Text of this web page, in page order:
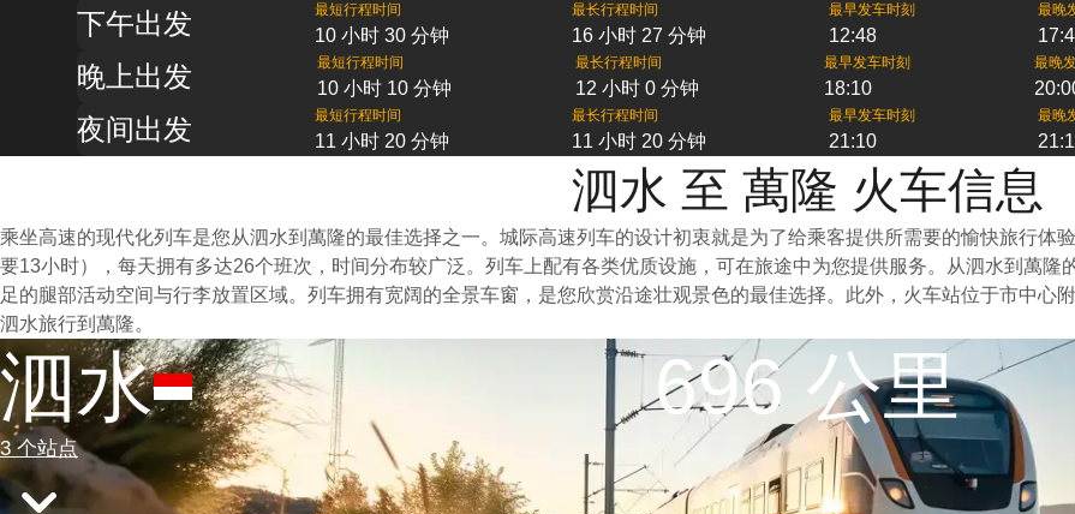
下午出发 最短行程时间
10 小时 30 分钟
最长行程时间
16 小时 27 分钟
最早发车时刻
12:48
最晚
晚上出发 最短行程时间
10 小时 10 分钟
最长行程时间
12 小时 0 分钟
最早发车时刻
18:10
最晚
夜间出发 最短行程时间
11 小时 20 分钟
最长行程时间
11 小时 20 分钟
最早发车时刻
21:10
最晚
泗水 至 萬隆 火车信息
乘坐高速的现代化列车是您从泗水到萬隆的最佳选择之一。城际高速列车的设计初衷就是为了给乘客提供所需要的愉快旅行体
要13小时），每天拥有多达26个班次，时间分布较广泛。列车上配有各类优质设施，可在旅途中为您提供服务。从泗水到萬
足的腿部活动空间与行李放置区域。列车拥有宽阔的全景车窗，是您欣赏沿途壮观景色的最佳选择。此外，火车站位于市中心
泗水旅行到萬隆。
泗水
3 个站点
696 公里